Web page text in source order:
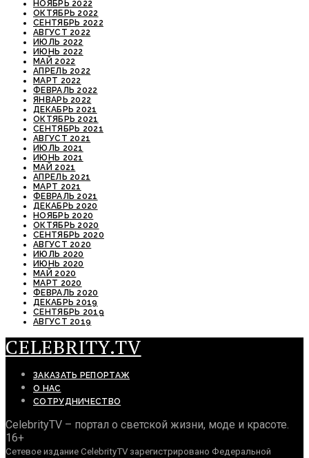
НОЯБРЬ 2022
ОКТЯБРЬ 2022
СЕНТЯБРЬ 2022
АВГУСТ 2022
ИЮЛЬ 2022
ИЮНЬ 2022
МАЙ 2022
АПРЕЛЬ 2022
МАРТ 2022
ФЕВРАЛЬ 2022
ЯНВАРЬ 2022
ДЕКАБРЬ 2021
ОКТЯБРЬ 2021
СЕНТЯБРЬ 2021
АВГУСТ 2021
ИЮЛЬ 2021
ИЮНЬ 2021
МАЙ 2021
АПРЕЛЬ 2021
МАРТ 2021
ФЕВРАЛЬ 2021
ДЕКАБРЬ 2020
НОЯБРЬ 2020
ОКТЯБРЬ 2020
СЕНТЯБРЬ 2020
АВГУСТ 2020
ИЮЛЬ 2020
ИЮНЬ 2020
МАЙ 2020
МАРТ 2020
ФЕВРАЛЬ 2020
ДЕКАБРЬ 2019
СЕНТЯБРЬ 2019
АВГУСТ 2019
CELEBRITY.TV
ЗАКАЗАТЬ РЕПОРТАЖ
О НАС
СОТРУДНИЧЕСТВО
CelebrityTV – портал о светской жизни, моде и красоте.
16+
Сетевое издание CelebrityTV зарегистрировано Федеральной